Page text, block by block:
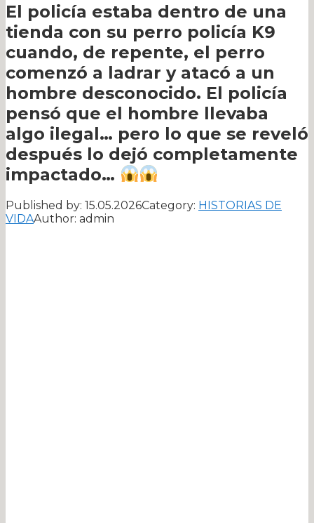
El policía estaba dentro de una
tienda con su perro policía K9
cuando, de repente, el perro
comenzó a ladrar y atacó a un
hombre desconocido. El policía
pensó que el hombre llevaba
algo ilegal… pero lo que se reveló
después lo dejó completamente
impactado…
Published by: 15.05.2026Category: HISTORIAS DE
VIDAAuthor: admin